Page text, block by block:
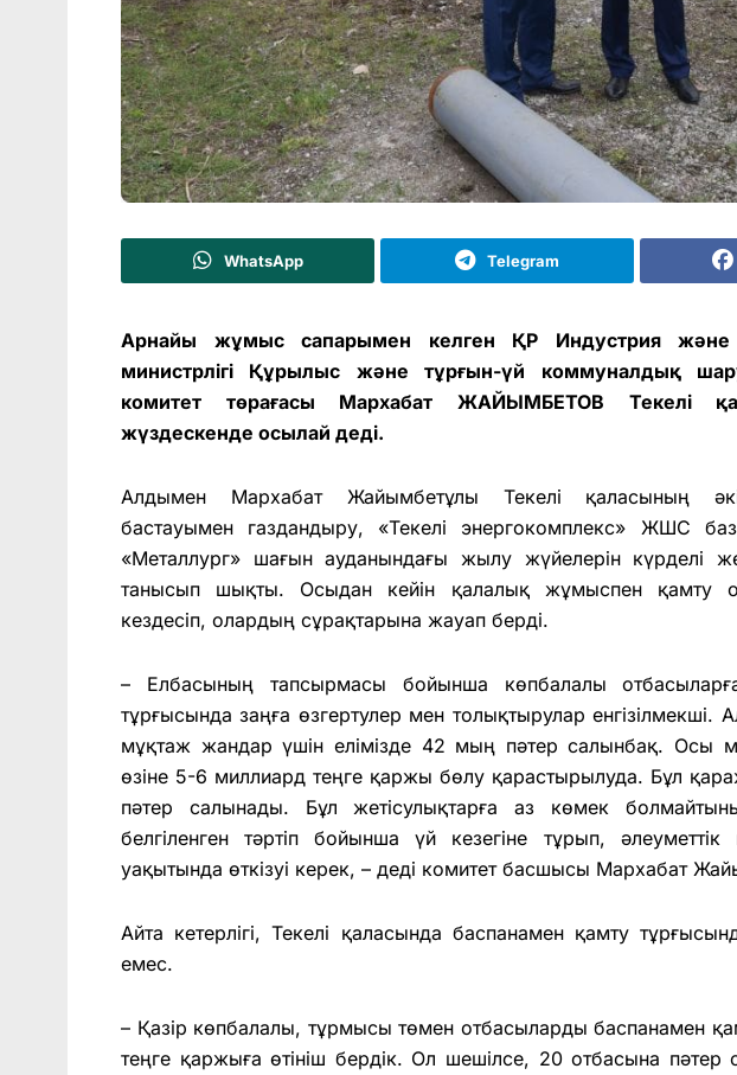
WhatsApp Telegram
Арнайы жұмыс сапарымен келген ҚР Индустрия
министрлігі Құрылыс және тұрғын-үй коммуналдық
комитет төрағасы Мархабат ЖАЙЫМБЕТОВ Текелі
жүздескенде осылай деді.
Алдымен Мархабат Жайымбетұлы Текелі қаласының
бастауымен газдандыру, «Текелі энергокомплекс» ЖШС
«Металлург» шағын ауданындағы жылу жүйелерін күрделі
танысып шықты. Осыдан кейін қалалық жұмыспен қамту
кездесіп, олардың сұрақтарына жауап берді.
– Елбасының тапсырмасы бойынша көпбалалы
тұрғысында заңға өзгертулер мен толықтырулар енгізілмекші.
мұқтаж жандар үшін елімізде 42 мың пәтер салынбақ. Осы
өзіне 5-6 миллиард теңге қаржы бөлу қарастырылуда. Бұл
пәтер салынады. Бұл жетісулықтарға аз көмек
белгіленген тәртіп бойынша үй кезегіне тұрып,
уақытында өткізуі керек, – деді комитет басшысы Мархабат
Айта кетерлігі, Текелі қаласында баспанамен қамту
емес.
– Қазір көпбалалы, тұрмысы төмен отбасыларды баспанамен
теңге қаржыға өтініш бердік. Ол шешілсе, 20 отбасына